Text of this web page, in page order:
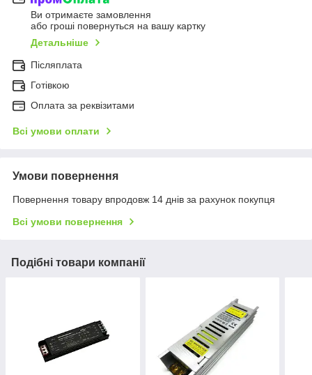
Ви отримаєте замовлення
або гроші повернуться на вашу картку
Детальніше
Післяплата
Готівкою
Оплата за реквізитами
Всі умови оплати
Умови повернення
Повернення товару впродовж 14 днів за рахунок покупця
Всі умови повернення
Подібні товари компанії